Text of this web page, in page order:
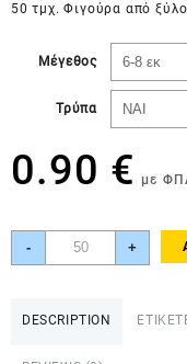
50 τμχ. Φιγούρα από
Μέγεθος
Τρύπα
0.90 € με
-
Ξύλινη
φιγούρα
+
DESCRIPTION